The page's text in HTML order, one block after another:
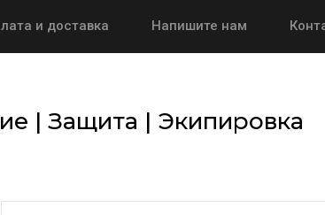
и доставка Напишите нам
| Защита | Экипировка